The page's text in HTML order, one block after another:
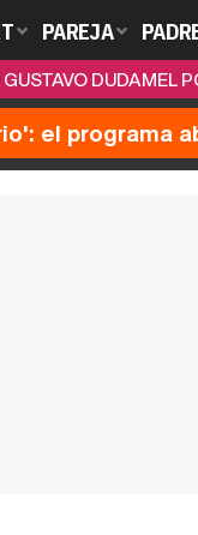
PAREJA
DUDAMEL
el programa